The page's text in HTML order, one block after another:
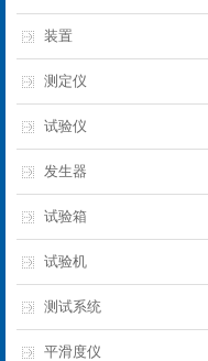
装置
测定仪
试验仪
发生器
试验箱
试验机
测试系统
平滑度仪